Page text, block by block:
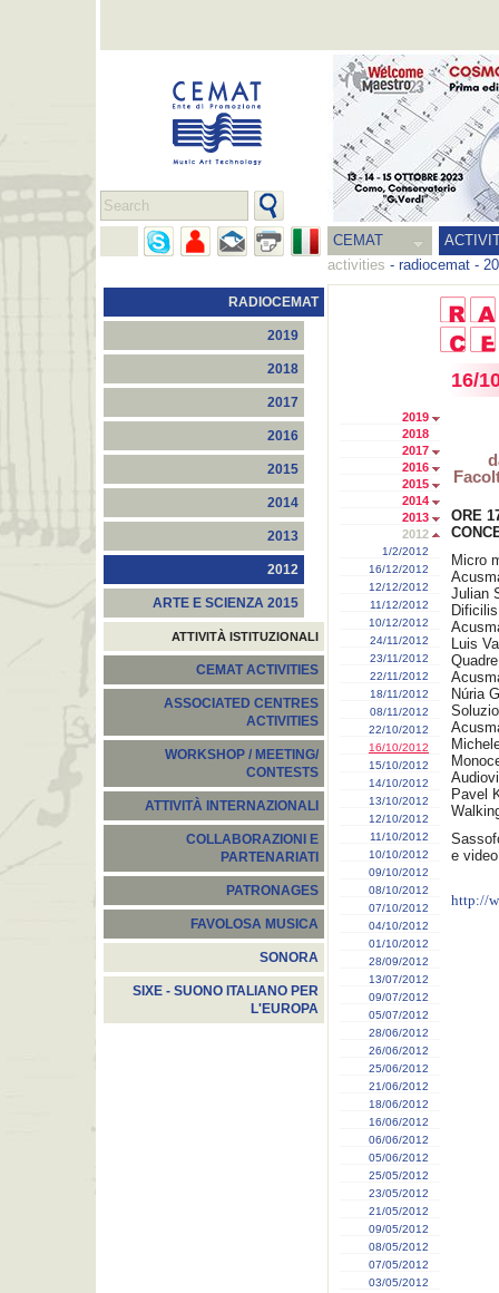
CEMAT
activities - radiocemat -
RADIOCEMAT
2019
2018
2017
2016
2015
2014
2013
2012
ARTE E SCIENZA 2015
ATTIVITÀ ISTITUZIONALI
CEMAT ACTIVITIES
ASSOCIATED CENTRES
ACTIVITIES
WORKSHOP / MEETING/
CONTESTS
ATTIVITÀ INTERNAZIONALI
COLLABORAZIONI E
PARTENARIATI
PATRONAGES
FAVOLOSA MUSICA
SONORA
SIXE - SUONO ITALIANO PER
L'EUROPA
2019
2018
2017
2016
2015
2014
2013
2012
1/2/2012
16/12/2012
12/12/2012
11/12/2012
10/12/2012
24/11/2012
23/11/2012
22/11/2012
18/11/2012
08/11/2012
22/10/2012
16/10/2012
15/10/2012
14/10/2012
13/10/2012
12/10/2012
11/10/2012
10/10/2012
09/10/2012
08/10/2012
07/10/2012
04/10/2012
01/10/2012
28/09/2012
13/07/2012
09/07/2012
05/07/2012
28/06/2012
26/06/2012
25/06/2012
21/06/2012
18/06/2012
16/06/2012
06/06/2012
05/06/2012
25/05/2012
23/05/2012
21/05/2012
09/05/2012
08/05/2012
07/05/2012
03/05/2012
16/
ORE
Micro
Julian
Luis
Núria
Pavel
e
http://